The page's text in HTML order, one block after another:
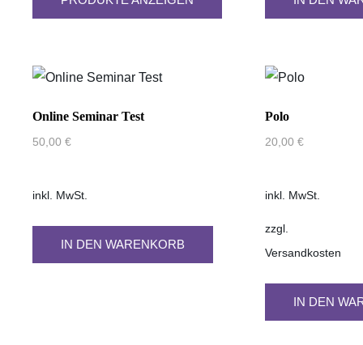
Online Seminar Test
50,00 €
inkl. MwSt.
IN DEN WARENKORB
Polo
20,00 €
inkl. MwSt.
zzgl.
Versandkosten
IN DEN